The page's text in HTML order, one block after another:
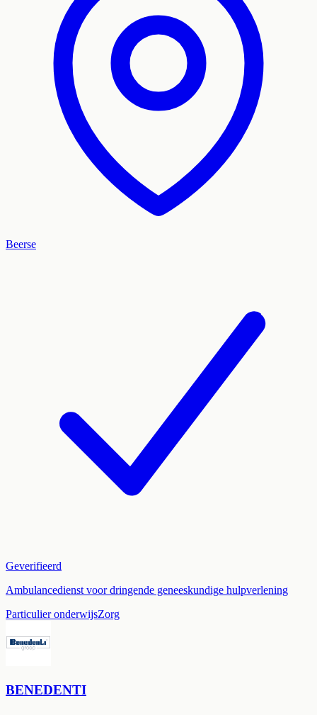
Beerse
Geverifieerd
Ambulancedienst voor dringende geneeskundige hulpverlening
Particulier onderwijsZorg
BENEDENTI